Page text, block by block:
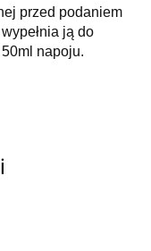
przed podaniem
ją do
napoju.